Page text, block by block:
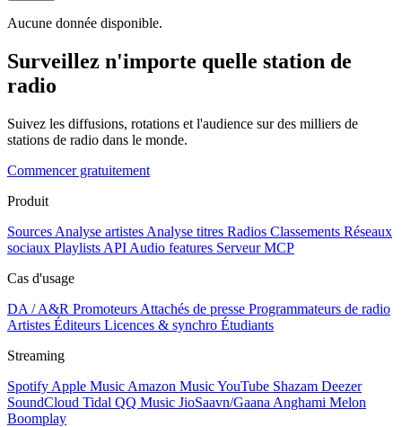
Aucune donnée disponible.
Surveillez n'importe quelle station de
radio
Suivez les diffusions, rotations et l'audience sur des milliers de
stations de radio dans le monde.
Commencer gratuitement
Produit
Sources Analyse artistes Analyse titres Radios Classements Réseaux
sociaux Playlists API Audio features Serveur MCP
Cas d'usage
DA / A&R Promoteurs Attachés de presse Programmateurs de radio
Artistes Éditeurs Licences & synchro Étudiants
Streaming
Spotify Apple Music Amazon MusicYouTube Shazam Deezer
SoundCloud Tidal QQ Music JioSaavn/Gaana Anghami Melon
Boomplay